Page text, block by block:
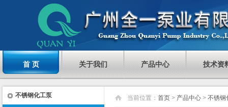
首 页 关于我们 产品中心 技术资
不锈钢化工泵 当前位置： 首页 > 产品中心 > 不锈钢